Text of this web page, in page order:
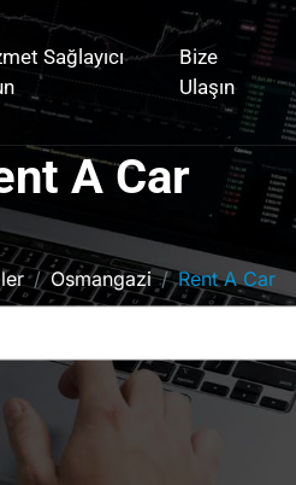
Sağlayıcı
Bize
Ulaşın
A Car
Osmangazi Rent A Car